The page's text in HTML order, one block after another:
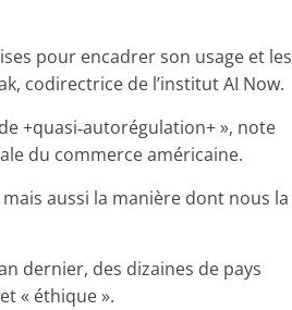
pour encadrer son usage et les
codirectrice de l’institut AI Now.
+quasi‑autorégulation+ », note
du commerce américaine.
aussi la manière dont nous la
dernier, des dizaines de pays
« éthique ».